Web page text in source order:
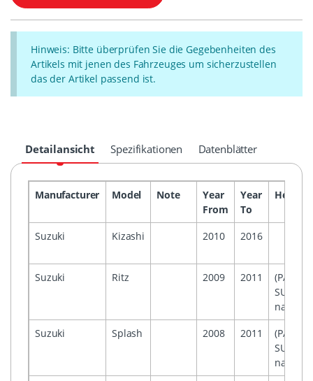
Hinweis: Bitte überprüfen Sie die Gegebenheiten des
Artikels mit jenen des Fahrzeuges um sicherzustellen
das der Artikel passend ist.
Detailansicht Spezifikationen Datenblätter
Manufacturer Model Note
Year
From
Year
To
Suzuki Kizashi 2010 2016
Suzuki Ritz 2009 2011
Suzuki
Splash 2008 2011